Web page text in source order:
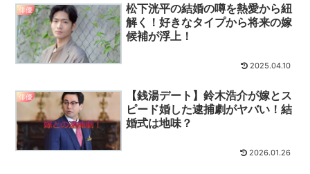
俳優
松下洸平の結婚の噂を熱愛から紐
解く！好きなタイプから将来の嫁
候補が浮上！
2025.04.10
俳優
【銭湯デート】鈴木浩介が嫁とス
ピード婚した逮捕劇がヤバい！結
婚式は地味？
2026.01.26